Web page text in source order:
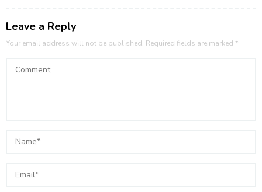
Leave a Reply
Your email address will not be published. Required fields are marked *